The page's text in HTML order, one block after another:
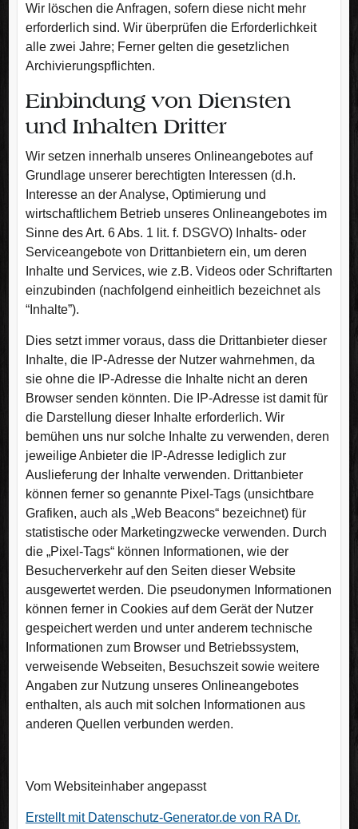
Wir löschen die Anfragen, sofern diese nicht mehr
erforderlich sind. Wir überprüfen die Erforderlichkeit
alle zwei Jahre; Ferner gelten die gesetzlichen
Archivierungspflichten.
Einbindung von Diensten
und Inhalten Dritter
Wir setzen innerhalb unseres Onlineangebotes auf
Grundlage unserer berechtigten Interessen (d.h.
Interesse an der Analyse, Optimierung und
wirtschaftlichem Betrieb unseres Onlineangebotes im
Sinne des Art. 6 Abs. 1 lit. f. DSGVO) Inhalts- oder
Serviceangebote von Drittanbietern ein, um deren
Inhalte und Services, wie z.B. Videos oder Schriftarten
einzubinden (nachfolgend einheitlich bezeichnet als
“Inhalte”).
Dies setzt immer voraus, dass die Drittanbieter dieser
Inhalte, die IP-Adresse der Nutzer wahrnehmen, da
sie ohne die IP-Adresse die Inhalte nicht an deren
Browser senden könnten. Die IP-Adresse ist damit für
die Darstellung dieser Inhalte erforderlich. Wir
bemühen uns nur solche Inhalte zu verwenden, deren
jeweilige Anbieter die IP-Adresse lediglich zur
Auslieferung der Inhalte verwenden. Drittanbieter
können ferner so genannte Pixel-Tags (unsichtbare
Grafiken, auch als „Web Beacons“ bezeichnet) für
statistische oder Marketingzwecke verwenden. Durch
die „Pixel-Tags“ können Informationen, wie der
Besucherverkehr auf den Seiten dieser Website
ausgewertet werden. Die pseudonymen Informationen
können ferner in Cookies auf dem Gerät der Nutzer
gespeichert werden und unter anderem technische
Informationen zum Browser und Betriebssystem,
verweisende Webseiten, Besuchszeit sowie weitere
Angaben zur Nutzung unseres Onlineangebotes
enthalten, als auch mit solchen Informationen aus
anderen Quellen verbunden werden.
Vom Websiteinhaber angepasst
Erstellt mit Datenschutz-Generator.de von RA Dr.